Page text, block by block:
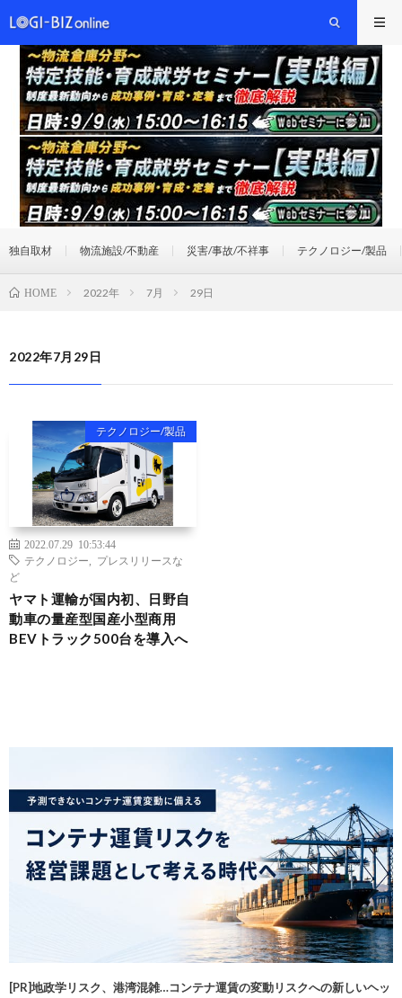
独自取材 物流施設/不動産 災害/事故/不祥事 テクノロジー/製品
HOME 2022年 7月 29日
2022年7月29日
テクノロジー/製品
2022.07.29 10:53:44
テクノロジー
プレスリリースな
ど
ヤマト運輸が国内初、日野自
動車の量産型国産小型商用
BEVトラック500台を導入へ
[PR]地政学リスク、港湾混雑…コンテナ運賃の変動リスクへの新しいヘッ